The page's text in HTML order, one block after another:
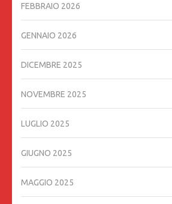
FEBBRAIO 2026
GENNAIO 2026
DICEMBRE 2025
NOVEMBRE 2025
LUGLIO 2025
GIUGNO 2025
MAGGIO 2025